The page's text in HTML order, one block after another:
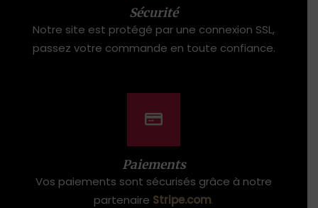
Sécurité
Notre site est protégé par une connexion SSL,
passez votre commande en toute confiance.
Paiements
Vos paiements sont sécurisés grâce à notre
partenaire Stripe.com.